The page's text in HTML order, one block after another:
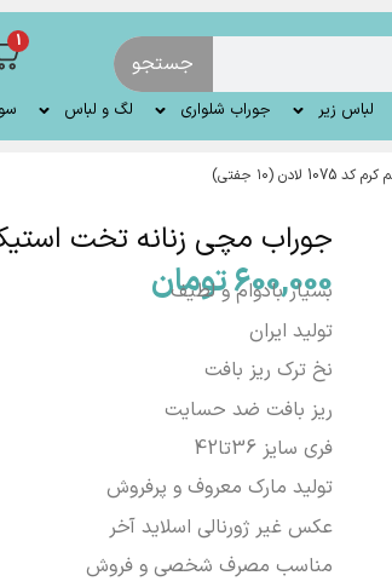
جستجو
1
لباس زیر جوراب شلواری لگ و لباس
(۱۰ جفتی)
جوراب مچی زنانه تخت استیکر تم کرم کد
600,000تومان
بسیار بادوام و لطیف
تولید ایران
نخ ترک ریز بافت
ریز بافت ضد حسایت
فری سایز 36تا42
تولید مارک معروف و پرفروش
عکس غیر ژورنالی اسلاید آخر
مناسب مصرف شخصی و فروش